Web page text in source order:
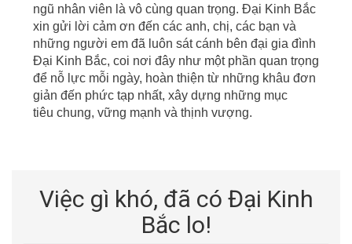
ngũ nhân viên là vô cùng quan trọng. Đại Kinh Bắc
xin gửi lời cảm ơn đến các anh, chị, các bạn và
những người em đã luôn sát cánh bên đại gia đình
Đại Kinh Bắc, coi nơi đây như một phần quan trọng
để nỗ lực mỗi ngày, hoàn thiện từ những khâu đơn
giản đến phức tạp nhất, xây dựng những mục
tiêu chung, vững mạnh và thịnh vượng.
Việc gì khó, đã có Đại Kinh
Bắc lo!